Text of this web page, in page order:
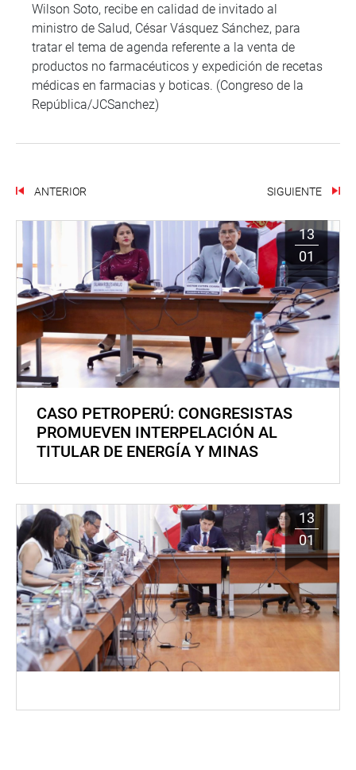
Wilson Soto, recibe en calidad de invitado al
ministro de Salud, César Vásquez Sánchez, para
tratar el tema de agenda referente a la venta de
productos no farmacéuticos y expedición de recetas
médicas en farmacias y boticas. (Congreso de la
República/JCSanchez)
ANTERIOR SIGUIENTE
13
01
CASO PETROPERÚ: CONGRESISTAS
PROMUEVEN INTERPELACIÓN AL
TITULAR DE ENERGÍA Y MINAS
13
01